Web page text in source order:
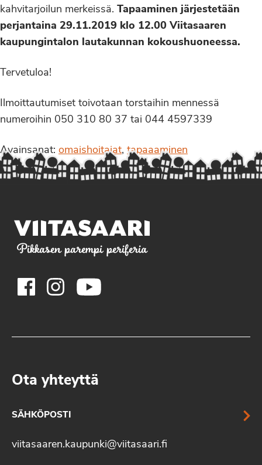
kahvitarjoilun merkeissä. Tapaaminen järjestetään
perjantaina 29.11.2019 klo 12.00 Viitasaaren
kaupungintalon lautakunnan kokoushuoneessa.
Tervetuloa!
Ilmoittautumiset toivotaan torstaihin mennessä
numeroihin 050 310 80 37 tai 044 4597339
Avainsanat: omaishoitajat, tapaaaminen
Pikkasen parempi periferia
Ota yhteyttä
SÄHKÖPOSTI
viitasaaren.kaupunki@viitasaari.fi